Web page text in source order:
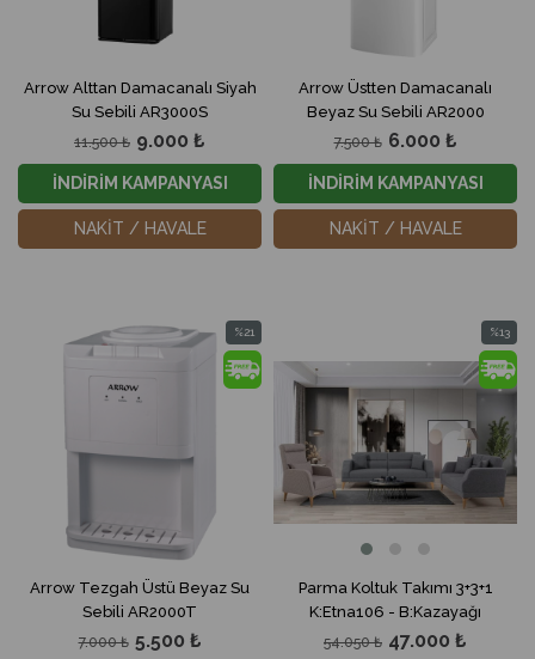
Arrow Alttan Damacanalı Siyah
Su Sebili AR3000S
9.000 ₺
11.500 ₺
İNDİRİM KAMPANYASI
NAKİT / HAVALE
Arrow Üstten Damacanalı
Beyaz Su Sebili AR2000
6.000 ₺
7.500 ₺
İNDİRİM KAMPANYASI
NAKİT / HAVALE
Arrow Tezgah Üstü Beyaz Su
Sebili AR2000T
5.500 ₺
7.000 ₺
%21
İndirim
%21İndirim
Parma Koltuk Takımı 3+3+1
K:Etna106 - B:Kazayağı
47.000 ₺
54.050 ₺
%13
İndirim